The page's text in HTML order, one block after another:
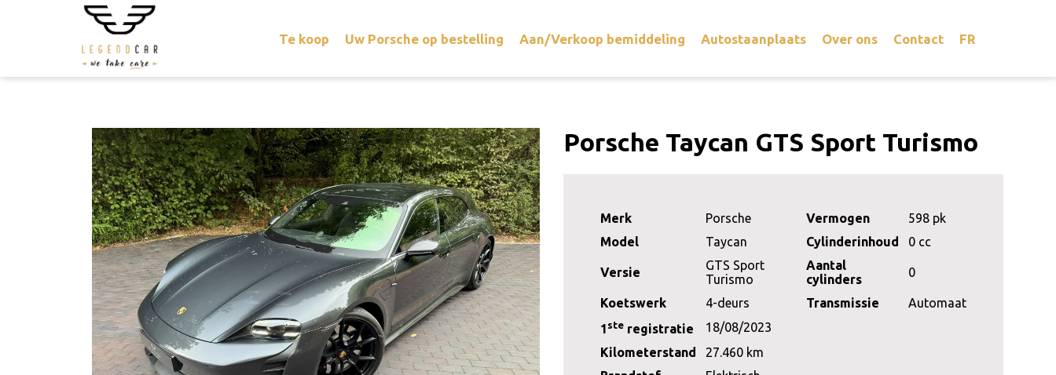
Te koop Uw Porsche op bestelling Aan/Verkoop bemiddeling Autostaanplaats Over ons Contact FR
Porsche Taycan GTS Sport Turismo
Merk
Porsche
Model
Taycan
Versie
GTS Sport
Turismo
Koetswerk
4-deurs
1 ste registratie
18/08/2023
Kilometerstand
27.460 km
Vermogen
598 pk
Cylinderinhoud
0 cc
Aantal
cylinders
0
Transmissie Automaat